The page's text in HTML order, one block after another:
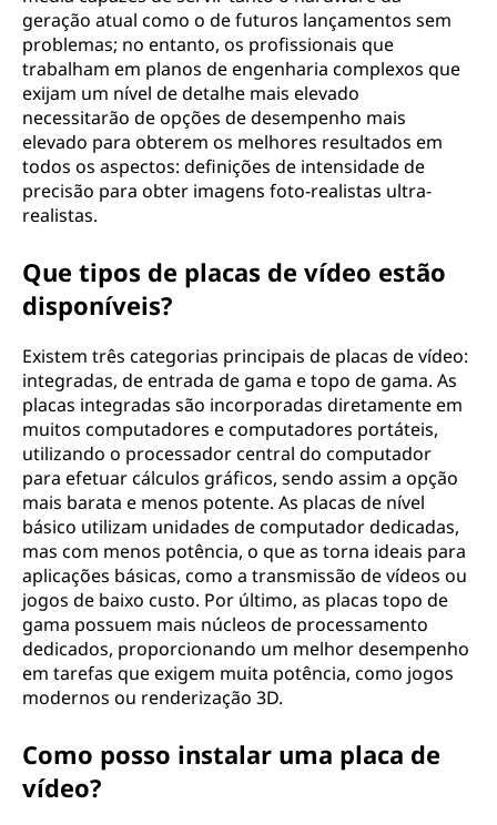
geração atual como o de futuros lançamentos sem
problemas; no entanto, os profissionais que
trabalham em planos de engenharia complexos que
exijam um nível de detalhe mais elevado
necessitarão de opções de desempenho mais
elevado para obterem os melhores resultados em
todos os aspectos: definições de intensidade de
precisão para obter imagens foto-realistas ultra-
realistas.
Que tipos de placas de vídeo estão
disponíveis?
Existem três categorias principais de placas de vídeo:
integradas, de entrada de gama e topo de gama. As
placas integradas são incorporadas diretamente em
muitos computadores e computadores portáteis,
utilizando o processador central do computador
para efetuar cálculos gráficos, sendo assim a opção
mais barata e menos potente. As placas de nível
básico utilizam unidades de computador dedicadas,
mas com menos potência, o que as torna ideais para
aplicações básicas, como a transmissão de vídeos ou
jogos de baixo custo. Por último, as placas topo de
gama possuem mais núcleos de processamento
dedicados, proporcionando um melhor desempenho
em tarefas que exigem muita potência, como jogos
modernos ou renderização 3D.
Como posso instalar uma placa de
vídeo?